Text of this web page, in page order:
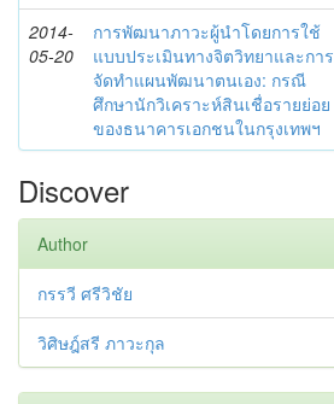
2014-
05-20
การพัฒนาภาวะผู้นำโดยการใช้
แบบประเมินทางจิตวิทยาและการ
จัดทำแผนพัฒนาตนเอง: กรณี
ศึกษานักวิเคราะห์สินเชื่อรายย่อย
ของธนาคารเอกชนในกรุงเทพฯ
Discover
Author
กรรวี ศรีวิชัย
วิศิษฎ์สรี ภาวะกุล